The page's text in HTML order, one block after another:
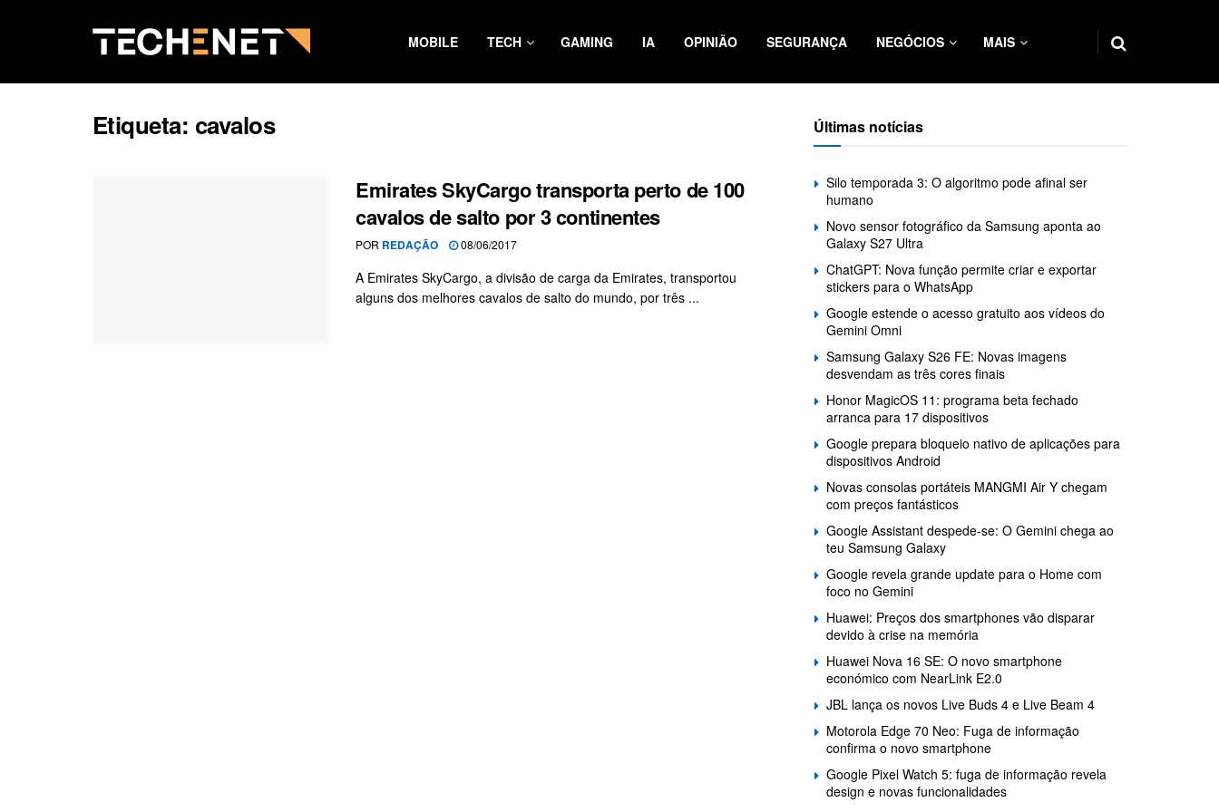
MOBILE TECH GAMING IA OPINIÃO SEGURANÇA NEGÓCIOS MAIS
Etiqueta: cavalos
Emirates SkyCargo transporta perto de 100
cavalos de salto por 3 continentes
POR REDAÇÃO 08/06/2017
A Emirates SkyCargo, a divisão de carga da Emirates, transportou
alguns dos melhores cavalos de salto do mundo, por três ...
Últimas notícias
Silo temporada 3: O algoritmo pode afinal ser
humano
Novo sensor fotográfico da Samsung aponta ao
Galaxy S27 Ultra
ChatGPT: Nova função permite criar e exportar
stickers para o WhatsApp
Google estende o acesso gratuito aos vídeos do
Gemini Omni
Samsung Galaxy S26 FE: Novas imagens
desvendam as três cores finais
Honor MagicOS 11: programa beta fechado
arranca para 17 dispositivos
Google prepara bloqueio nativo de aplicações para
dispositivos Android
Novas consolas portáteis MANGMI Air Y chegam
com preços fantásticos
Google Assistant despede-se: O Gemini chega ao
teu Samsung Galaxy
Google revela grande update para o Home com
foco no Gemini
Huawei: Preços dos smartphones vão disparar
devido à crise na memória
Huawei Nova 16 SE: O novo smartphone
económico com NearLink E2.0
JBL lança os novos Live Buds 4 e Live Beam 4
Motorola Edge 70 Neo: Fuga de informação
confirma o novo smartphone
Google Pixel Watch 5: fuga de informação revela
design e novas funcionalidades